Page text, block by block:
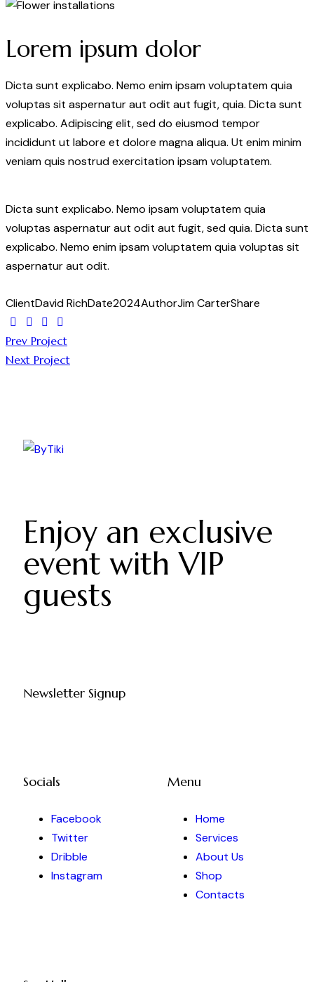
Lorem ipsum dolor
Dicta sunt explicabo. Nemo enim ipsam voluptatem quia
voluptas sit aspernatur aut odit aut fugit, quia. Dicta sunt
explicabo. Adipiscing elit, sed do eiusmod tempor
incididunt ut labore et dolore magna aliqua. Ut enim minim
veniam quis nostrud exercitation ipsam voluptatem.
Dicta sunt explicabo. Nemo ipsam voluptatem quia
voluptas aspernatur aut odit aut fugit, sed quia. Dicta sunt
explicabo. Nemo enim ipsam voluptatem quia voluptas sit
aspernatur aut odit.
ClientDavid RichDate2024AuthorJim CarterShare
Prev Project
Next Project
Enjoy an exclusive
event with VIP
guests
Newsletter Signup
Socials
Facebook
Twitter
Dribble
Instagram
Menu
Home
Services
About Us
Shop
Contacts